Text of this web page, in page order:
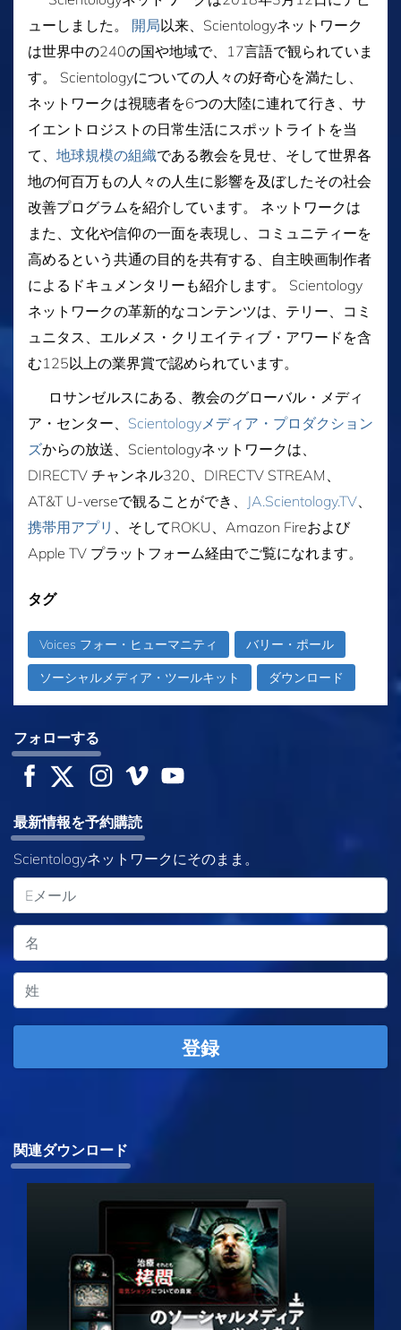
ューしました。 開局以来、Scientologyネットワーク
は世界中の240の国や地域で、17言語で観られていま
す。 Scientologyについての人々の好奇心を満たし、
ネットワークは視聴者を6つの大陸に連れて行き、サ
イエントロジストの日常生活にスポットライトを当
て、 地球規模の組織である教会を見せ、そして世界各
地の何百万もの人々の人生に影響を及ぼしたその社会
改善プログラムを紹介しています。 ネットワークは
また、文化や信仰の一面を表現し、コミュニティーを
高めるという共通の目的を共有する、自主映画制作者
によるドキュメンタリーも紹介します。 Scientology
ネットワークの革新的なコンテンツは、テリー、コミ
ュニタス、エルメス・クリエイティブ・アワードを含
む125以上の業界賞で認められています。
ロサンゼルスにある、教会のグローバル・メディ
ア・センター、 Scientologyメディア・プロダクション
ズからの放送、Scientologyネットワークは、
DIRECTV チャンネル320、DIRECTV STREAM、
AT&T U-verseで観ることができ、 JA.Scientology.TV
携帯用アプリ
、そしてROKU、Amazon Fireおよび
Apple TV プラットフォーム経由でご覧になれます。
タグ
Voices フォー・ヒューマニティ バリー・ポール
ソーシャルメディア・ツールキット ダウンロード
フォローする
最新情報を予約購読
Scientologyネットワークにそのまま。
登録
関連ダウンロード